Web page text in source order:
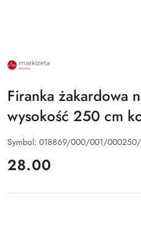
NAZWA
PRODUCENTA:
Firanka żakardowa
wysokość 250 cm
Symbol: 018869/000/001/
cena:
28.00